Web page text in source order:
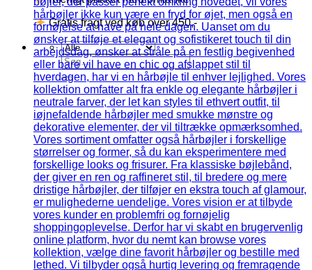
Gratis fragt ved køb over 450,-
Søg
efter: